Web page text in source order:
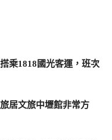
乘1818國光客運，班次
居文旅中壢館非常方